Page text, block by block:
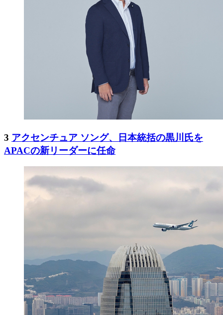
3 アクセンチュア ソング、日本統括の黒川氏を
APACの新リーダーに任命